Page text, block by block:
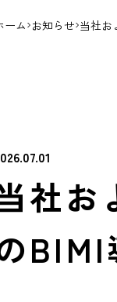
ーム お知らせ 当社お
社お
BIMI